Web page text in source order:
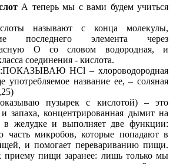
А теперь мы с вами будем учиться
называют с конца молекулы,
последнего элемента через
О со словом водородная, и
соединения - кислота.
HCl – хлороводородная
употребляемое название ее, – соляная
пузырек с кислотой) – это
запаха, концентрированная дымит на
в желудке и выполняет две функции:
часть микробов, которые попадают в
и помогает перевариванию пищи.
приему пищи заранее: лишь только мы